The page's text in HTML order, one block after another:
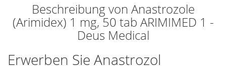
Beschreibung von Anastrozole
(Arimidex) 1 mg, 50 tab ARIMIMED 1 -
Deus Medical
Erwerben Sie Anastrozol